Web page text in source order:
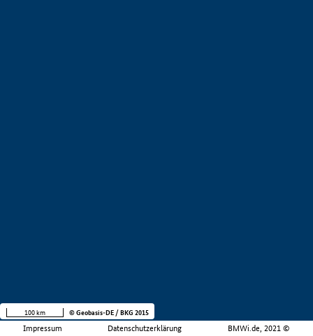
Impressum Datenschutzerklärung BMWi.de, 2021 ©
100 km © Geobasis-DE / BKG 2015